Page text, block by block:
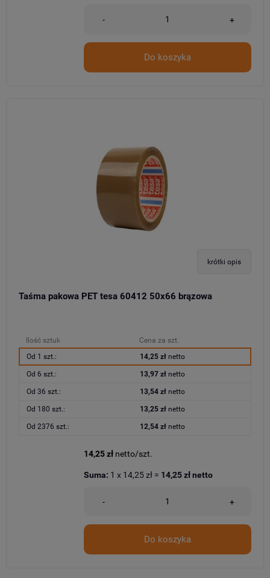
- +
Do koszyka
krótki opis
Taśma pakowa PET tesa 60412 50x66 brązowa
Ilość sztuk
Cena za szt.
Od 1 szt.:
14,25 złnetto
Od 6 szt.: 13,97 złnetto
Od 36 szt.: 13,54 złnetto
Od 180 szt.: 13,25 złnetto
Od 2376 szt.: 12,54 złnetto
14,25 zł netto/szt.
- +
Do koszyka
Suma: 1 x 14,25 zł = 14,25 złnetto